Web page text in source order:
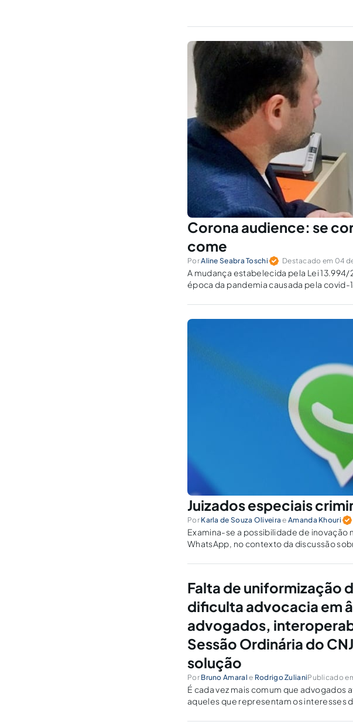
Corona audience: se
come
PorAline Seabra Toschi Destacado em 04
A mudança estabelecida pela Lei
época da pandemia causada pela covid-
Juizados especiais
Por Karla de Souza Oliveira eAmanda Khouri
Examina-se a possibilidade de
WhatsApp, no contexto da discussão
Falta de uniformização
dificulta advocacia em
advogados,
Sessão Ordinária do
solução
Por Bruno Amaral e Rodrigo ZulianiPublicado
É cada vez mais comum que
aqueles que representam os interesses